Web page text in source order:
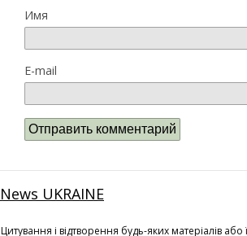
Имя
E-mail
News UKRAINE
Цитування і відтворення будь-яких матеріалів або